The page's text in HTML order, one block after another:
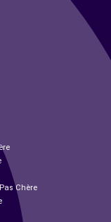
Chère